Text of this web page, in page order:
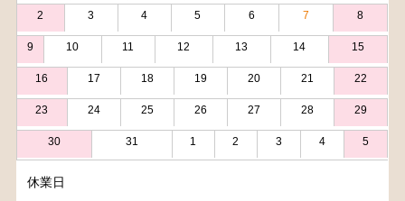
2 3 4 5 6 7 8
9 10 11 12 13 14 15
16 17 18 19 20 21 22
23 24 25 26 27 28 29
30 31 1 2 3 4 5
休業日